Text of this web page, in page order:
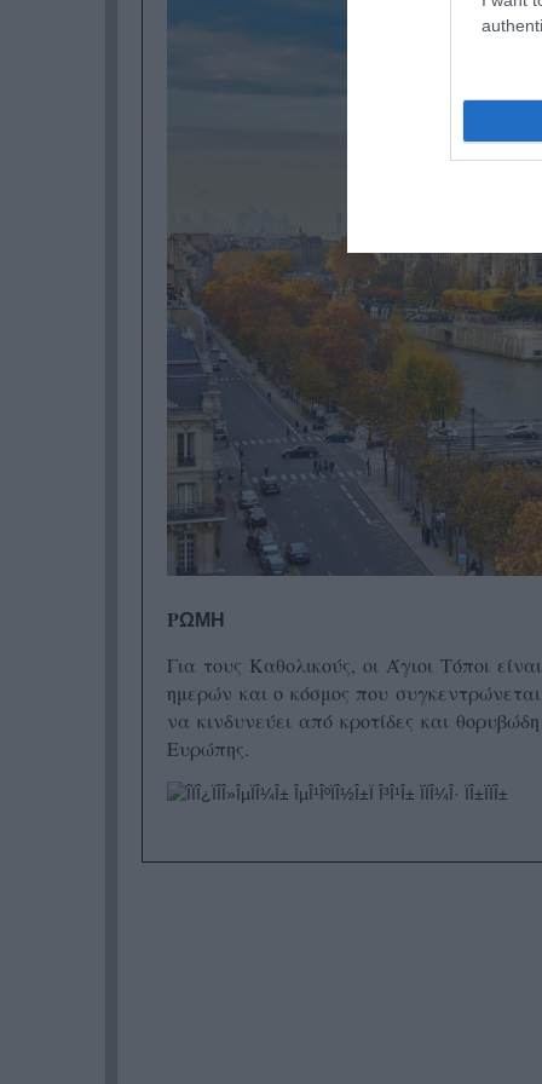
ΡΩΜΗ
Για τους Καθολικούς, οι Άγιοι Τόποι
ημερών και ο κόσμος που
να κινδυνεύει από κροτίδες και
Ευρώπης.